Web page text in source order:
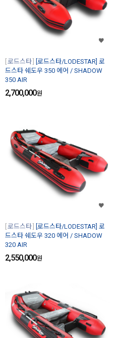
로드스타
[로드스타/LODESTAR] 로
드스타 쉐도우 350 에어 / SHADOW
350 AIR
2,700,000원
로드스타
[로드스타/LODESTAR] 로
드스타 쉐도우 320 에어 / SHADOW
320 AIR
2,550,000원